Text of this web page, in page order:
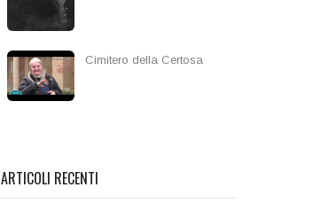
Cimitero della Certosa
ARTICOLI RECENTI